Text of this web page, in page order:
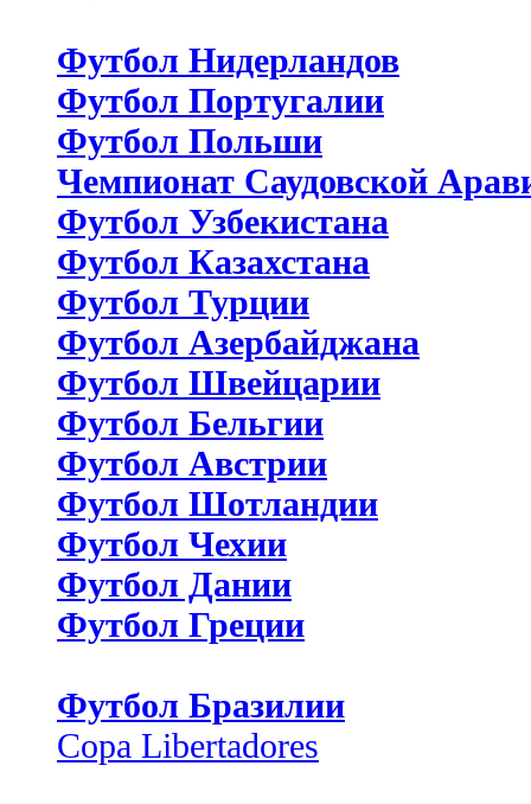
Футбол Нидерландов
Футбол Португалии
Футбол Польши
Чемпионат Саудовской
Футбол Узбекистана
Футбол Казахстана
Футбол Турции
Футбол Азербайджана
Футбол Швейцарии
Футбол Бельгии
Футбол Австрии
Футбол Шотландии
Футбол Чехии
Футбол Дании
Футбол Греции
Футбол Бразилии
Copa Libertadores